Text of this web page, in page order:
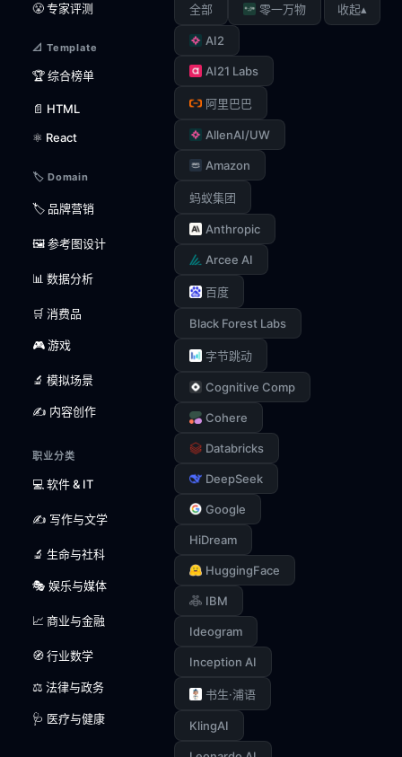
😤 专家评测
📐 Template
🏆 综合榜单
📄 HTML
⚛️ React
🏷️ Domain
🏷️ 品牌营销
🖼️ 参考图设计
📊 数据分析
🛒 消费品
🎮 游戏
🔬 模拟场景
✍️ 内容创作
职业分类
💻 软件 & IT
✍️ 写作与文学
🔬 生命与社科
🎭 娱乐与媒体
📈 商业与金融
🧭 行业数学
⚖️ 法律与政务
🩺 医疗与健康
全部 零一万物
AI2
AI21 Labs
阿里巴巴
AllenAI/UW
Amazon
蚂蚁集团
Anthropic
Arcee AI
百度
Black Forest Labs
字节跳动
Cognitive Comp
Cohere
Databricks
DeepSeek
Google
HiDream
HuggingFace
IBM
Ideogram
Inception AI
书生·浦语
KlingAI
收起▴